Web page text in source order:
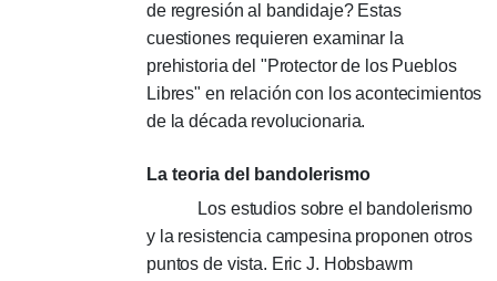
de regresión al bandidaje? Estas
cuestiones requieren examinar la
prehistoria del "Protector de los Pueblos
Libres" en relación con los acontecimientos
de la década revolucionaria.
La teoria del bandolerismo
Los estudios sobre el bandolerismo
y la resistencia campesina proponen otros
puntos de vista. Eric J. Hobsbawm